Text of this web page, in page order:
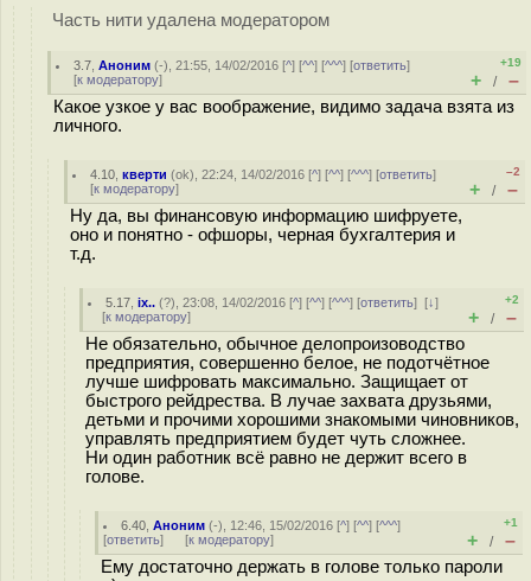
Часть нити удалена модератором
3.7 ,Аноним (-), 21:55, 14/02/2016 [^] [^^] [^^^] [ответить]
[к модератору]
+19
+ / –
Какое узкое у вас воображение, видимо задача взята из
личного.
4.10 ,кверти (ok), 22:24, 14/02/2016 [^] [^^] [^^^] [ответить]
[к модератору]
–2
+ / –
Ну да, вы финансовую информацию шифруете,
оно и понятно - офшоры, черная бухгалтерия и
т.д.
5.17 ,ix.. (?), 23:08, 14/02/2016 [^] [^^] [^^^] [ответить][↓]
[к модератору]
+2
+ / –
Не обязательно, обычное делопроизоводство
предприятия, совершенно белое, не подотчётное
лучше шифровать максимально. Защищает от
быстрого рейдрества. В лучае захвата друзьями,
детьми и прочими хорошими знакомыми чиновников,
управлять предприятием будет чуть сложнее.
Ни один работник всё равно не держит всего в
голове.
6.40 ,Аноним (-), 12:46, 15/02/2016 [^] [^^] [^^^]
[ответить] [к модератору]
+1
+ / –
Ему достаточно держать в голове только пароли